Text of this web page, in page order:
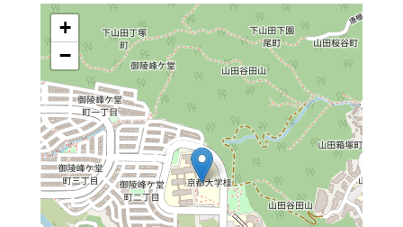
+
−